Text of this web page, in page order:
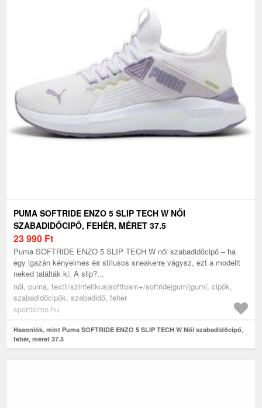
PUMA SOFTRIDE ENZO 5 SLIP TECH W NŐI
SZABADIDŐCIPŐ, FEHÉR, MÉRET 37.5
23 990 Ft
Puma SOFTRIDE ENZO 5 SLIP TECH W női szabadidőcipő – ha
egy igazán kényelmes és stílusos sneakerre vágysz, ezt a modellt
neked találták ki. A slip?...
női, puma, textil/szintetikus|softfoam+/softride|gumi|gumi, cipők,
szabadidőcipők, szabadidő, fehér
sportisimo.hu
Hasonlók, mint Puma SOFTRIDE ENZO 5 SLIP TECH W Női szabadidőcipő,
fehér, méret 37.5